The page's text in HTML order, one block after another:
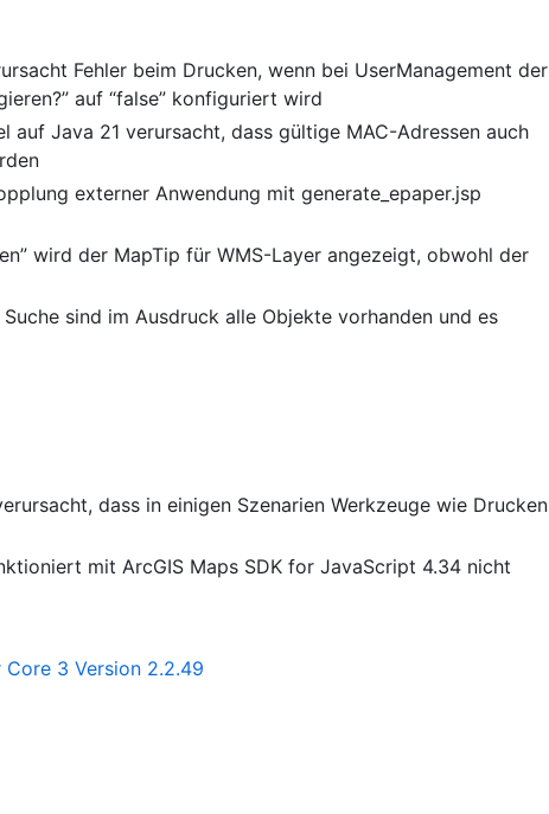
Fehler beim Drucken, wenn bei UserManagement der
auf “false” konfiguriert wird
auf Java 21 verursacht, dass gültige MAC-Adressen auch
externer Anwendung mit generate_epaper.jsp
wird der MapTip für WMS-Layer angezeigt, obwohl der
sind im Ausdruck alle Objekte vorhanden und es
dass in einigen Szenarien Werkzeuge wie Drucken
mit ArcGIS Maps SDK for JavaScript 4.34 nicht
Core 3 Version 2.2.49